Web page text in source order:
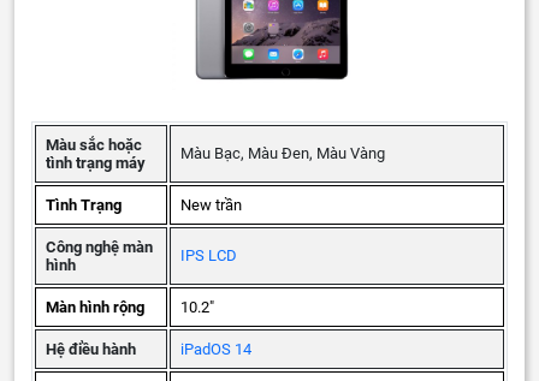
Màu sắc hoặc
tình trạng máy
Màu Bạc, Màu Đen, Màu Vàng
Tình Trạng New trần
Công nghệ màn
hình
IPS LCD
Màn hình rộng 10.2"
Hệ điều hành iPadOS 14